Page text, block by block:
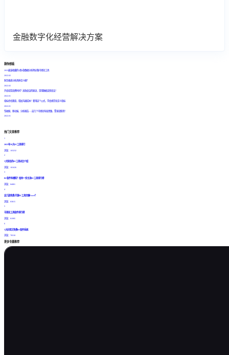
金融数字化经营解决方案
猜你想看
2022最该收藏的3类8款数据分析师必备可视化工具
2022.02
财务报表分析具体怎么做？
2022.02
开会就是浪费时间？高效会议的秘诀，是用数据支撑会议！
2022.01
指标命名随意，增加沟通成本！套用这个公式，学会规范化定义指标
2022.01
驾驶舱、移动端、分析报告......这几个可视化布局思路，拿来就能用！
2022.01
热门文章推荐
1
2023年10大BI工具排行
浏览：103232
2
5大知名的BI工具对比介绍
浏览：101626
3
BI软件有哪些？给你一份主流BI工具排行榜
浏览：84081
4
这几款免费/开源BI工具完爆Excel？
浏览：83815
5
可视化工具软件排行榜
浏览：81995
6
5大好用又免费BI软件系统
浏览：78318
更多专题推荐